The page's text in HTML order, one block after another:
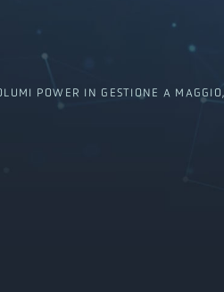
POWER IN GESTIONE A